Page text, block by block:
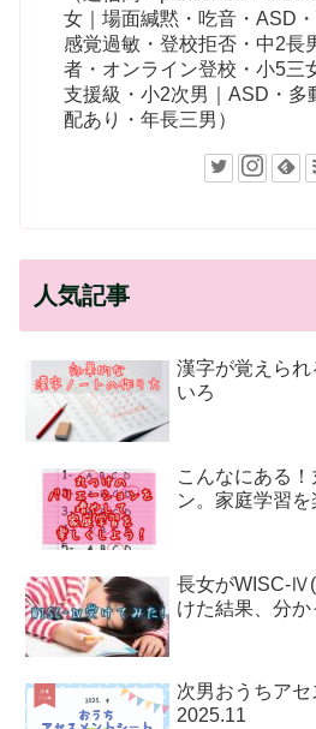
女｜場面緘黙・吃音・ASD
感覚過敏・登校拒否・中2長
者・オンライン登校・小5三
支援級・小2次男｜ASD・多
配あり・年長三男）
人気記事
漢字が覚えら
いろ
こんなにある
ン。家庭学習を
長女がWISC-
けた結果、分
次男おうちア
2025.11